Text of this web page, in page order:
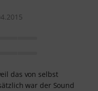
das von selbst
war der Sound